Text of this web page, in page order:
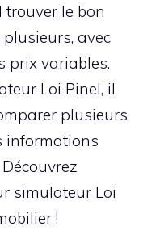
le bon
avec
prix variables.
Loi Pinel, il
plusieurs
informations
simulateur Loi
!